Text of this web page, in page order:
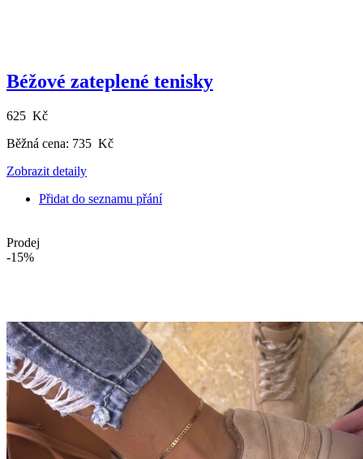
Béžové zateplené tenisky
625 Kč
Běžná cena: 735 Kč
Zobrazit detaily
Přidat do seznamu přání
Prodej
-15%